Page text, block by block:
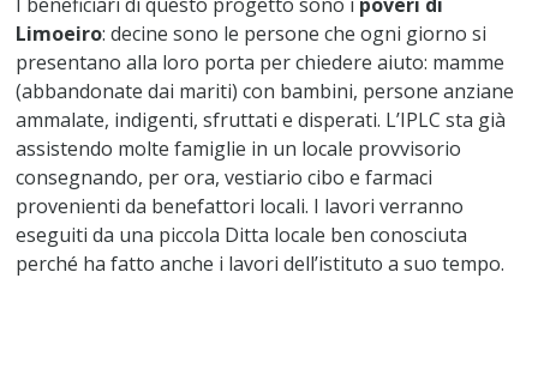
Limoeiro: decine sono le persone che ogni giorno si
presentano alla loro porta per chiedere aiuto: mamme
(abbandonate dai mariti) con bambini, persone anziane
ammalate, indigenti, sfruttati e disperati. L’IPLC sta già
assistendo molte famiglie in un locale provvisorio
consegnando, per ora, vestiario cibo e farmaci
provenienti da benefattori locali. I lavori verranno
eseguiti da una piccola Ditta locale ben conosciuta
perché ha fatto anche i lavori dell’istituto a suo tempo.